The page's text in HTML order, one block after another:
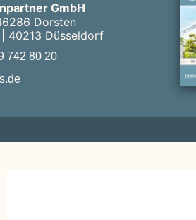
GmbH
Dorsten
| 40213 Düsseldorf
742 80 20